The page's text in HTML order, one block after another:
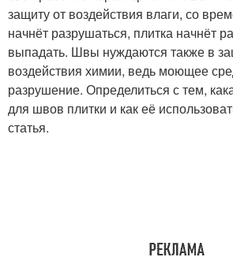
защиту от воздействия влаги, со
начнёт разрушаться, плитка начнёт
выпадать. Швы нуждаются также в
воздействия химии, ведь моющее
разрушение. Определиться с тем,
для швов плитки и как её
статья.